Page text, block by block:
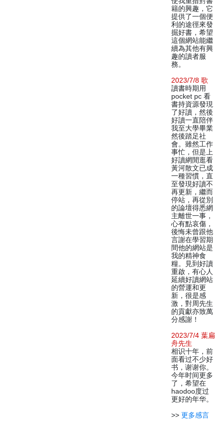
籍的興趣，它
提供了一個便
利的途徑來發
掘好書，希望
這個網站能繼
續為其他有興
趣的讀者服
務。
2023/7/8 歌
讀書時期用
pocket pc 看
書持資源發現
了好讀，然後
好讀一直陪伴
我至大學畢業
然後踏足社
會。雖然工作
事忙，但是上
好讀網閒逛看
黃河散文已成
一種習慣，直
至發現好讀不
再更新，繼而
停站，再從別
的論壇得悉網
主離世一事，
心有點哀傷，
後悔未曾跟他
言謝在學習期
間他的網站是
我的精神食
糧。見到好讀
重啟，有心人
延續好讀網站
的營運和更
新，很是感
激，對周先生
的貢獻亦致萬
分感謝！
2023/7/4 葉扁
舟先生
相识十年，前
面看过不少好
书，谢谢你。
今年时间更多
了，希望在
haodoo度过
更好的年华。
>> 更多感言